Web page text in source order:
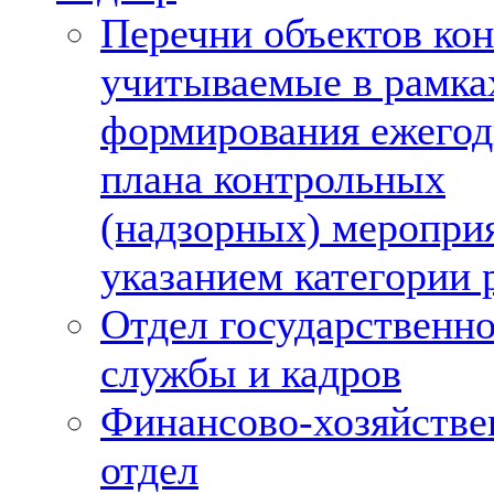
Перечни объектов
учитываемые в
формирования
плана контрольных
(надзорных)
указанием категории
Отдел
службы и кадров
Финансово-
отдел